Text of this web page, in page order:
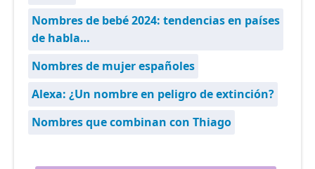
Nombres de bebé 2024: tendencias en países
de habla…
Nombres de mujer españoles
Alexa: ¿Un nombre en peligro de extinción?
Nombres que combinan con Thiago